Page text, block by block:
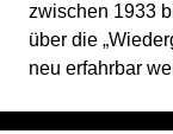
zwischen 1933
über die
neu erfahrbar